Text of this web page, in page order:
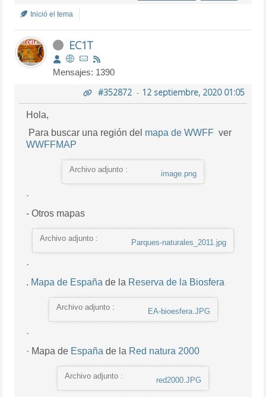
Inició el tema
EC1T
Mensajes: 1390
#352872- 12 septiembre, 2020 01:05
Hola,
Para buscar una región del mapa de WWFF ver
WWFFMAP
Archivo adjunto : image.png
·
- Otros mapas
Archivo adjunto : Parques-naturales_2011.jpg
·
. Mapa de España de la Reserva de la Biosfera
Archivo adjunto : EA-bioesfera.JPG
·
· Mapa de España de la Red natura 2000
Archivo adjunto : red2000.JPG